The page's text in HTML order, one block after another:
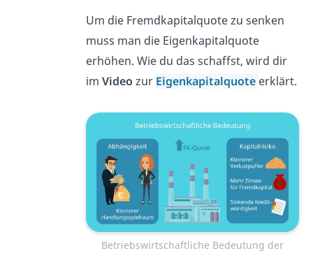
Um die Fremdkapitalquote zu senken
muss man die Eigenkapitalquote
erhöhen. Wie du das schaffst, wird dir
im Video zur Eigenkapitalquote erklärt.
Betriebswirtschaftliche Bedeutung der